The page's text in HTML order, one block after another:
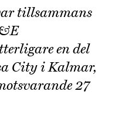
tillsammans
en del
City i Kalmar,
27